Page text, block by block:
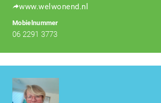
www.welwonend.nl
Mobielnummer
06 2291 3773